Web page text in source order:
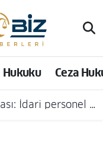
Hukuku Ceza
açığa alındı
Fikstür